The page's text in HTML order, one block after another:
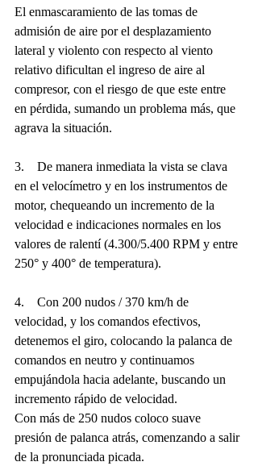
El enmascaramiento de las tomas de
admisión de aire por el desplazamiento
lateral y violento con respecto al viento
relativo dificultan el ingreso de aire al
compresor, con el riesgo de que este entre
en pérdida, sumando un problema más, que
agrava la situación.
3.    De manera inmediata la vista se clava
en el velocímetro y en los instrumentos de
motor, chequeando un incremento de la
velocidad e indicaciones normales en los
valores de ralentí (4.300/5.400 RPM y entre
250° y 400° de temperatura).
4.    Con 200 nudos / 370 km/h de
velocidad, y los comandos efectivos,
detenemos el giro, colocando la palanca de
comandos en neutro y continuamos
empujándola hacia adelante, buscando un
incremento rápido de velocidad.
Con más de 250 nudos coloco suave
presión de palanca atrás, comenzando a salir
de la pronunciada picada.